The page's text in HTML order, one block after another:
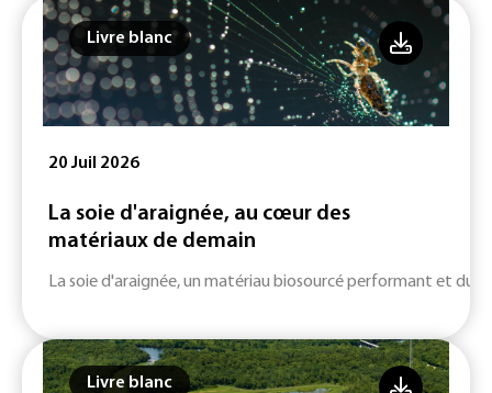
Livre blanc
20 Juil 2026
La soie d'araignée, au cœur des
matériaux de demain
La soie d'araignée, un matériau biosourcé performant et
Livre blanc